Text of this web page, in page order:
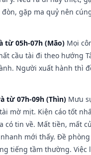
gặp ma quỷ nên
từ 05h-07h (Mão) Mọi
cầu tài đi theo hướng
Người xuất hành thì
từ 07h-09h (Thìn) Mưu
mờ mịt. Kiện cáo tốt
có tin về. Mất tiền, mất
mới thấy. Đề
tiếng tầm thường. Việc